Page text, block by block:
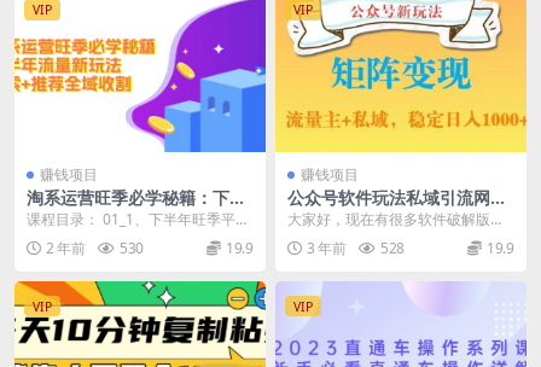
VIP
赚钱项目
淘系运营旺季必学秘籍：下半
年流量新玩法：搜索+推荐全
课程目录： 01_1、下半年旺季平台
趋势和动态 02_2、店铺基础搭建三
要素（关...
2 年前 530 19.9
VIP
赚钱项目
公众号软件玩法私域引流网盘
拉新，多种变现，稳定日入10
大家好，现在有很多软件破解版，
但是有很多人，不知道在哪里可以
找就算知道的，也都是...
3 年前 528 19.9
VIP VIP